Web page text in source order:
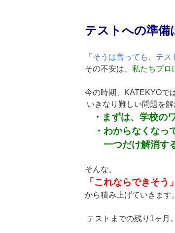
テストへの準備
「そうは言っても、テ
その不安は、 私たちプロ
今の時期、KATEKYOでは
いきなり難しい問題を
・まずは、学校の
・わからなくなっ
一つだけ解消する
そんな、
「これならできそ
から積み上げていきます。
テストまでの残り1ヶ月。